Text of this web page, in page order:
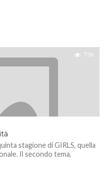
7.9K
stagione di GIRLS, quella
Il secondo tema,